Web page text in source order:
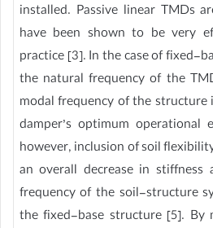
installed. Passive linear TMDs
have been shown to be very
practice [3]. In the case of fixed-
the natural frequency of the
modal frequency of the
damper’s optimum
however, inclusion of soil
an overall decrease in
frequency of the soil-structure
the fixed-base structure [5]. By